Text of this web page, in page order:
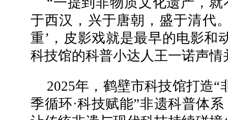
于西汉，兴于唐朝，盛于清代
重’，皮影戏就是最早的电影
科技馆的科普小达人王一诺声情
2025年，鹤壁市科技馆打造“
季循环·科技赋能”非遗科普体